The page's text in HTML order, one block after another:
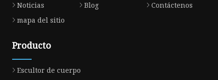
Noticias
Blog
Contáctenos
mapa del sitio
Producto
Escultor de cuerpo